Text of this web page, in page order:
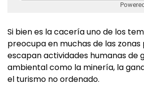
Si bien es la cacería uno de los
preocupa en muchas de las zonas
escapan actividades humanas de
ambiental como la minería, la
el turismo no ordenado.